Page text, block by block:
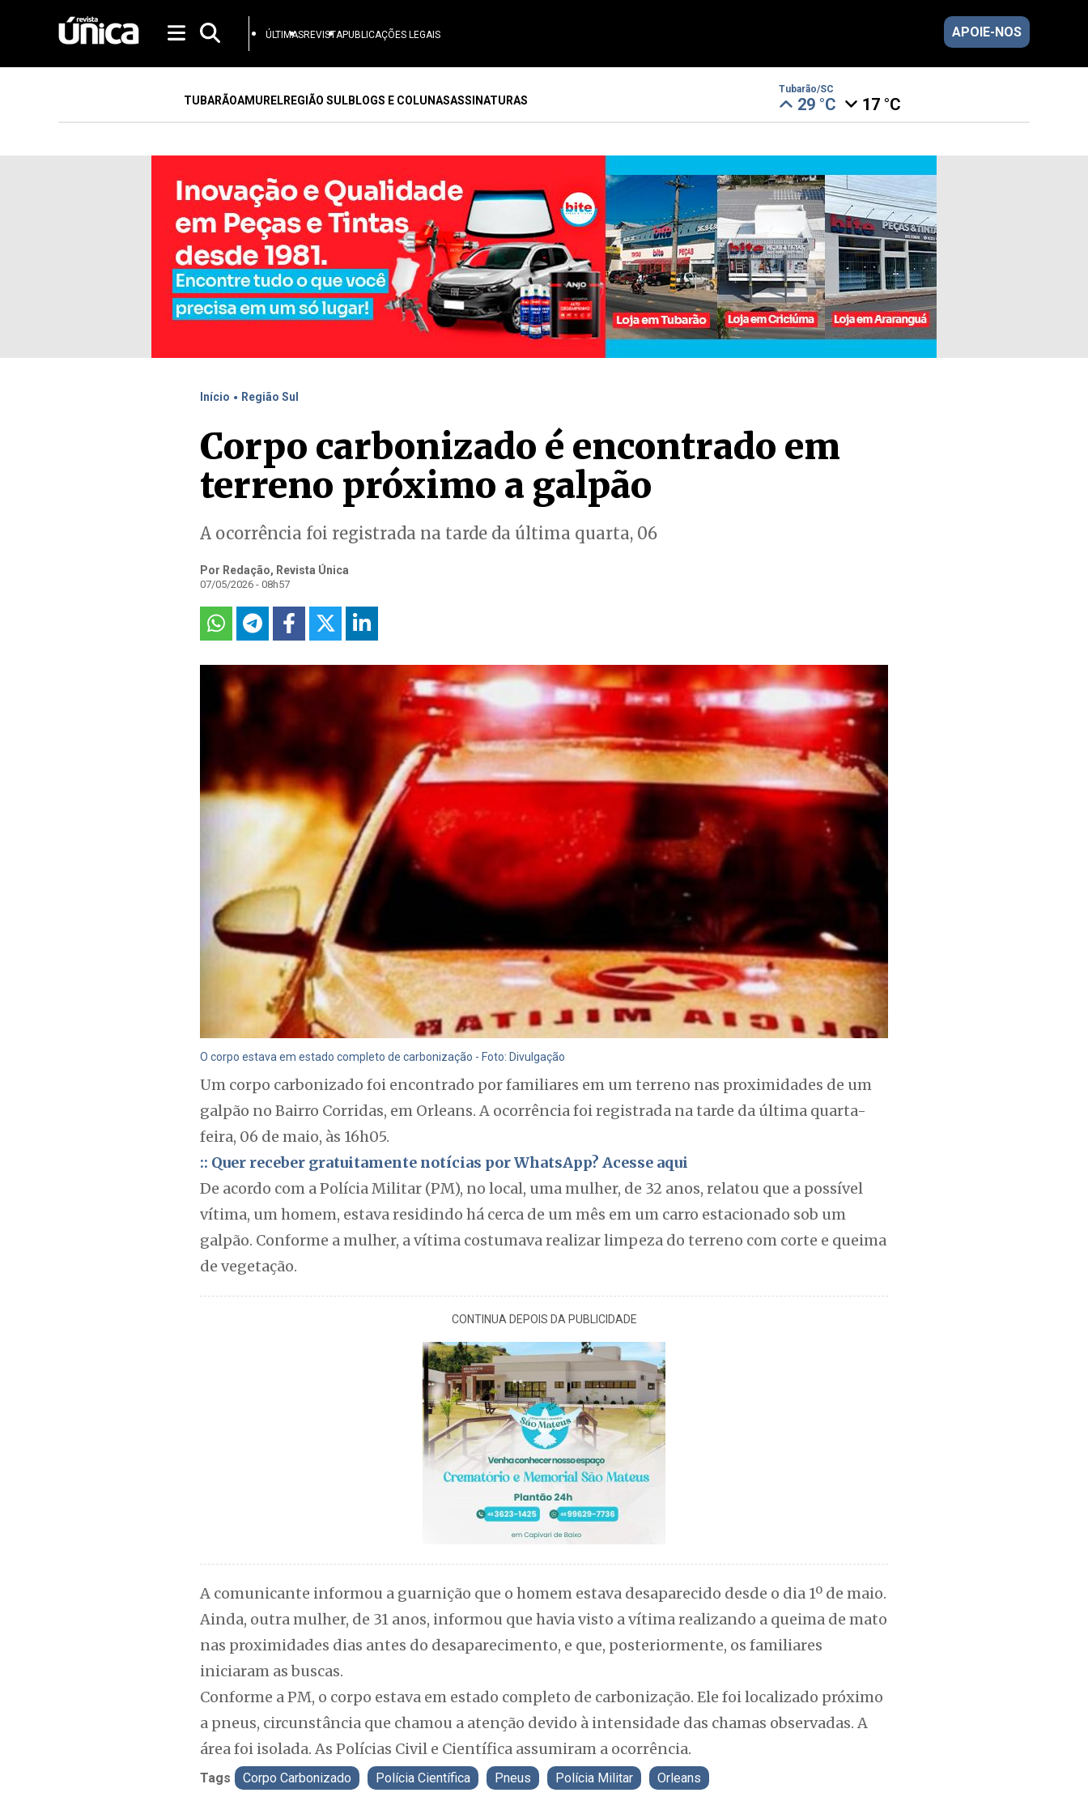
ÚLTIMASREVISTAPUBLICAÇÕES LEGAIS APOIE-NOS
TUBARÃOAMURELREGIÃO SULBLOGS E COLUNASASSINATURAS
Tubarão/SC
29 °C 17 °C
Início . Região Sul
Corpo carbonizado é encontrado em
terreno próximo a galpão
A ocorrência foi registrada na tarde da última quarta, 06
Por Redação, Revista Única
07/05/2026 - 08h57
O corpo estava em estado completo de carbonização - Foto: Divulgação
Um corpo carbonizado foi encontrado por familiares em um terreno nas proximidades de um
galpão no Bairro Corridas, em Orleans. A ocorrência foi registrada na tarde da última quarta-
feira, 06 de maio, às 16h05.
:: Quer receber gratuitamente notícias por WhatsApp? Acesse aqui
De acordo com a Polícia Militar (PM), no local, uma mulher, de 32 anos, relatou que a possível
vítima, um homem, estava residindo há cerca de um mês em um carro estacionado sob um
galpão. Conforme a mulher, a vítima costumava realizar limpeza do terreno com corte e queima
de vegetação.
CONTINUA DEPOIS DA PUBLICIDADE
A comunicante informou a guarnição que o homem estava desaparecido desde o dia 1º de maio.
Ainda, outra mulher, de 31 anos, informou que havia visto a vítima realizando a queima de mato
nas proximidades dias antes do desaparecimento, e que, posteriormente, os familiares
iniciaram as buscas.
Conforme a PM, o corpo estava em estado completo de carbonização. Ele foi localizado próximo
a pneus, circunstância que chamou a atenção devido à intensidade das chamas observadas. A
área foi isolada. As Polícias Civil e Científica assumiram a ocorrência.
Tags Corpo Carbonizado Polícia Científica Pneus Polícia Militar Orleans